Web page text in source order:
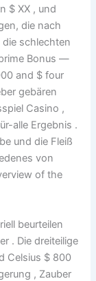
$ XX , und
die nach
schlechten
Bonus —
and $ four
gebären
Casino ,
alle Ergebnis .
und die Fleiß
von
of the
beurteilen
. Die dreiteilige
Celsius $ 800
, Zauber